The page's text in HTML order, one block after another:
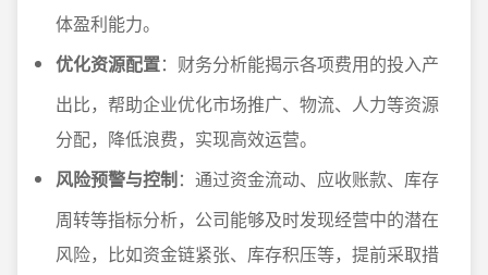
体盈利能力。
优化资源配置：财务分析能揭示各项费用的投入产
出比，帮助企业优化市场推广、物流、人力等资源
分配，降低浪费，实现高效运营。
风险预警与控制：通过资金流动、应收账款、库存
周转等指标分析，公司能够及时发现经营中的潜在
风险，比如资金链紧张、库存积压等，提前采取措